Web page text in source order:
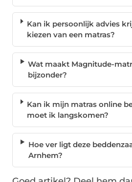
Kan ik persoonlijk advies
kiezen van een matras?
Wat maakt Magnitude-
bijzonder?
Kan ik mijn matras online
moet ik langskomen?
Hoe ver ligt deze
Arnhem?